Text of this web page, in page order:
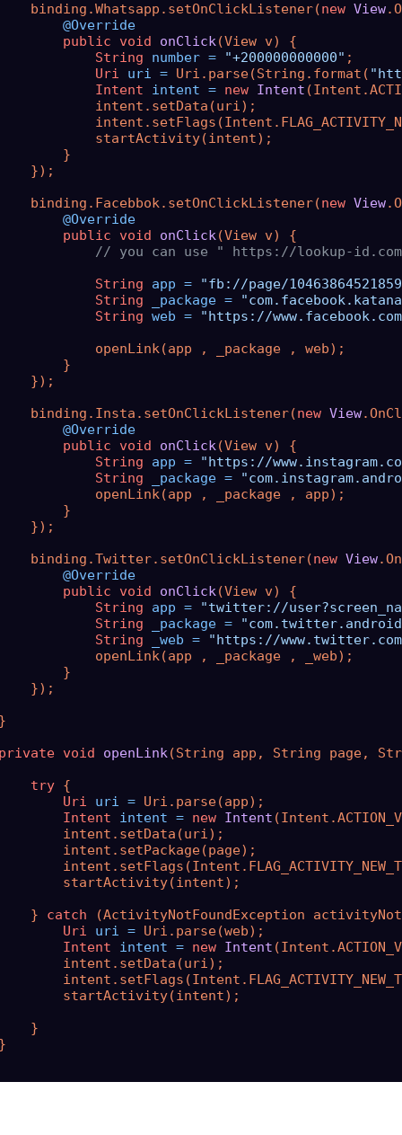
binding.Whatsapp.setOnClickListener(
new View
@Override
public void onClick(View v)
{
String
number = "+200000000000" ;
Uri
uri = Uri.parse(String.format(
Intent
intent = new Intent
intent.setData(uri);
startActivity(intent);
}
});
binding.Facebbok.setOnClickListener(
new View
@Override
public void onClick(View v)
{
// you can use " https://lookup-
String
app =
"fb://page/
String
_package =
String web =
"https://
openLink(app , _package , web);
}
});
binding.Insta.setOnClickListener(
new View
@Override
public void onClick(View v)
{
String
app =
"https://
String
_package =
openLink(app , _package , app);
}
});
binding.Twitter.setOnClickListener(
new View
@Override
public void onClick(View v)
{
String
app =
"twitter://
String
_package =
String
_web =
"https://
openLink(app , _package , _web);
}
});
void openLink(String app, String page,
try {
Uri
uri = Uri.parse(app);
Intent
intent = new Intent
intent.setData(uri);
intent.setPackage(page);
startActivity(intent);
}
catch (ActivityNotFoundException
Uri
uri = Uri.parse(web);
Intent
intent = new Intent
intent.setData(uri);
startActivity(intent);
}